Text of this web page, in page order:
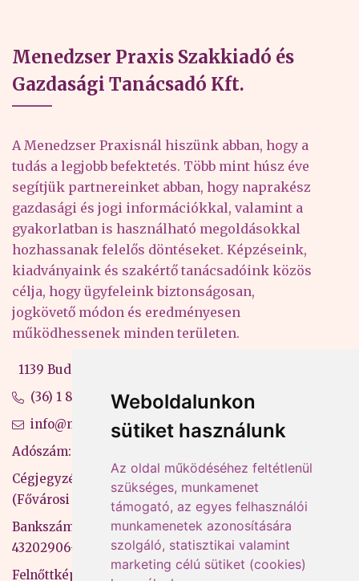
Weboldalunkon
sütiket használunk
Az oldal működéséhez feltétlenül
szükséges, munkamenet
támogató, az egyes felhasználói
munkamenetek azonosítására
szolgáló, statisztikai valamint
marketing célú sütiket (cookies)
Menedzser Praxis Szakkiadó és
Gazdasági Tanácsadó Kft.
A Menedzser Praxisnál hiszünk abban, hogy a
tudás a legjobb befektetés. Több mint húsz éve
segítjük partnereinket abban, hogy naprakész
gazdasági és jogi információkkal, valamint a
gyakorlatban is használható megoldásokkal
hozhassanak felelős döntéseket. Képzéseink,
kiadványaink és szakértő tanácsadóink közös
célja, hogy ügyfeleink biztonságosan,
jogkövető módon és eredményesen
működhessenek minden területen.
1139 Budapest, Váci út 99-105. 4. em.
(36) 1 880 76 00
info@mprx.hu
Adószám: 13598145-2-41
Cégjegyzékszám: 01-09-883770
(Fővárosi Bíróság)
Bankszámlaszám: CIB Bank, 10700581-
43202906-51100005
Felnőttképzési nyilvántartási szám: